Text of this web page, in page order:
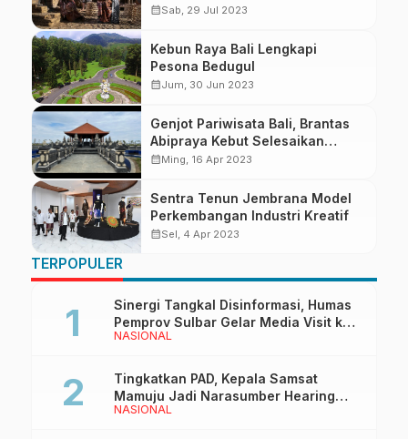
Bali
calendar_monthSab, 29 Jul 2023
Kebun Raya Bali Lengkapi
Pesona Bedugul
calendar_monthJum, 30 Jun 2023
Genjot Pariwisata Bali, Brantas
Abipraya Kebut Selesaikan
Taman Segara Kerthi
calendar_monthMing, 16 Apr 2023
Sentra Tenun Jembrana Model
Perkembangan Industri Kreatif
calendar_monthSel, 4 Apr 2023
TERPOPULER
NASIONAL
Sinergi Tangkal Disinformasi, Humas
Pemprov Sulbar Gelar Media Visit ke
Kantor Redaksi di Mamuju
NASIONAL
Tingkatkan PAD, Kepala Samsat
Mamuju Jadi Narasumber Hearing
Bersama Wakil Ketua I DPRD Sulbar